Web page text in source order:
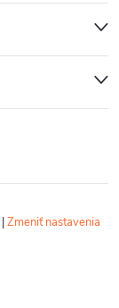
|Zmeniť nastavenia